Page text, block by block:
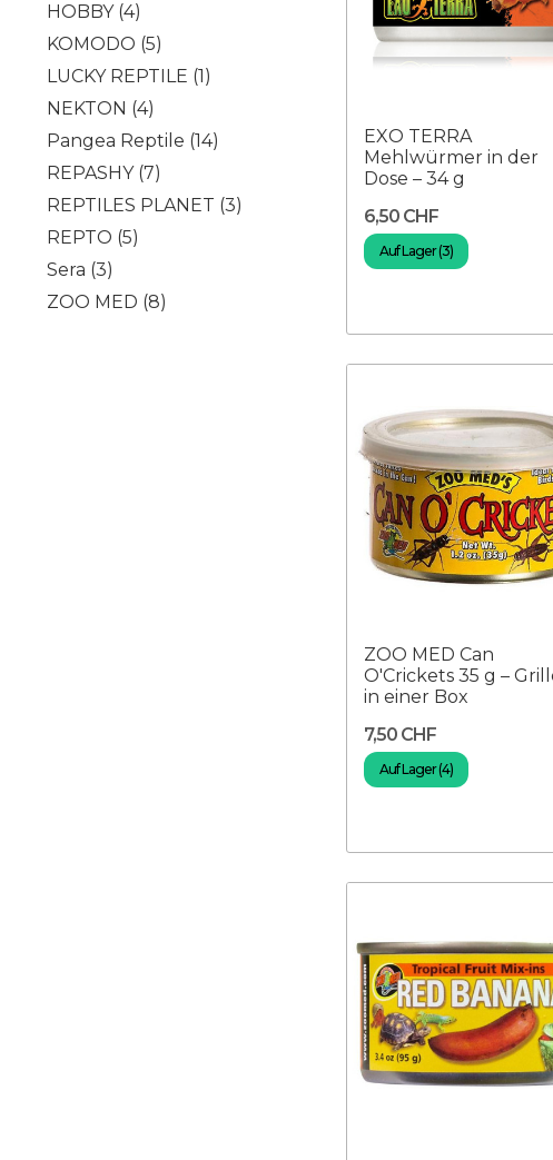
HOBBY (4)
KOMODO (5)
LUCKY REPTILE (1)
NEKTON (4)
Pangea Reptile (14)
REPASHY (7)
REPTILES PLANET (3)
REPTO (5)
Sera (3)
ZOO MED (8)
EXO TERRA
Mehlwürmer in der
Dose – 34 g
6,50 CHF
Auf Lager (3)
ZOO MED Can
O'Crickets 35 g –
in einer Box
7,50 CHF
Auf Lager (4)